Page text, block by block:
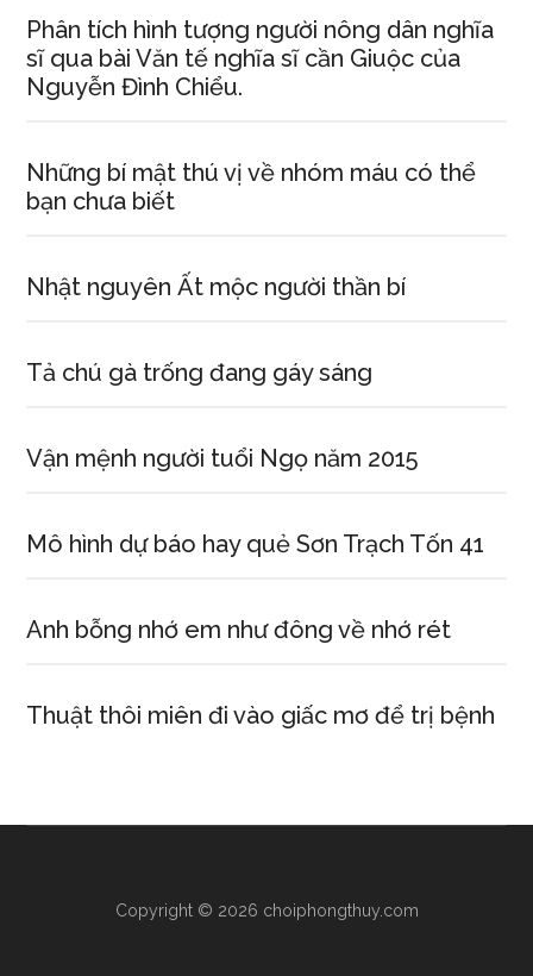
Phân tích hình tượng người nông dân nghĩa
sĩ qua bài Văn tế nghĩa sĩ cần Giuộc của
Nguyễn Đình Chiểu.
Những bí mật thú vị về nhóm máu có thể
bạn chưa biết
Nhật nguyên Ất mộc người thần bí
Tả chú gà trống đang gáy sáng
Vận mệnh người tuổi Ngọ năm 2015
Mô hình dự báo hay quẻ Sơn Trạch Tốn 41
Anh bỗng nhớ em như đông về nhớ rét
Thuật thôi miên đi vào giấc mơ để trị bệnh
Copyright © 2026 choiphongthuy.com